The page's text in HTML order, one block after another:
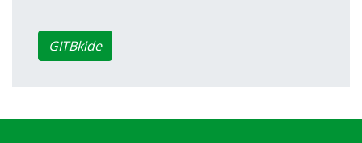
GITBkide